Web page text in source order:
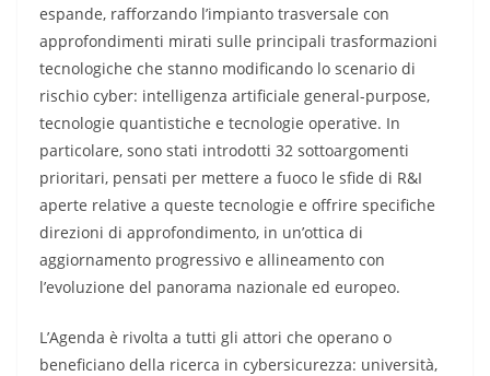
espande, rafforzando l’impianto trasversale con
approfondimenti mirati sulle principali trasformazioni
tecnologiche che stanno modificando lo scenario di
rischio cyber: intelligenza artificiale general-purpose,
tecnologie quantistiche e tecnologie operative. In
particolare, sono stati introdotti 32 sottoargomenti
prioritari, pensati per mettere a fuoco le sfide di R&I
aperte relative a queste tecnologie e offrire specifiche
direzioni di approfondimento, in un’ottica di
aggiornamento progressivo e allineamento con
l’evoluzione del panorama nazionale ed europeo.
L’Agenda è rivolta a tutti gli attori che operano o
beneficiano della ricerca in cybersicurezza: università,